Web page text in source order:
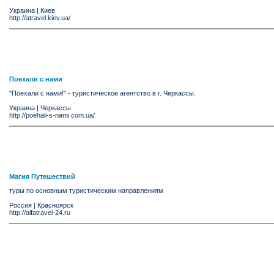
Украина | Киев
http://atravel.kiev.ua/
Поехали с нами
"Поехали с нами!" - туристическое агентство в г. Черкассы.
Украина | Черкассы
http://poehali-s-nami.com.ua/
Магия Путешествий
туры по основным туристическим направлениям
Россия | Красноярск
http://alfatravel-24.ru